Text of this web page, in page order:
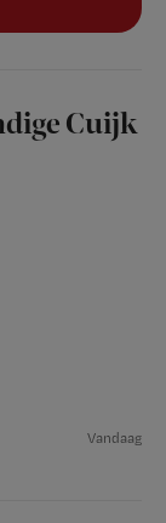
Cuijk
Vandaag